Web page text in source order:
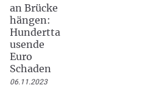
an Brücke
hängen:
Hundertta
usende
Euro
Schaden
06.11.2023